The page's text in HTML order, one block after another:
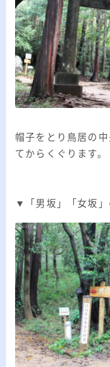
帽子をとり鳥居の
てからくぐります。
▼「男坂」「女坂」